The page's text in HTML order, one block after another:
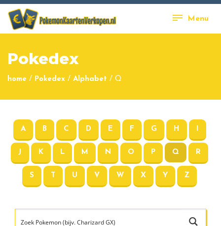
Menu
Pokedex
home / Pokedex / Alphabet / Q
A B C D E F G H I
J K L M N O P Q R
S T U V W X Y Z